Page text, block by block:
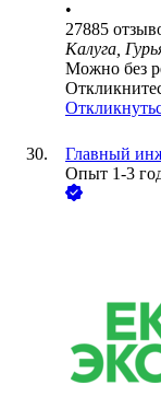
•
27885
Калуга,
Можно без
Главный
Опыт 1-3